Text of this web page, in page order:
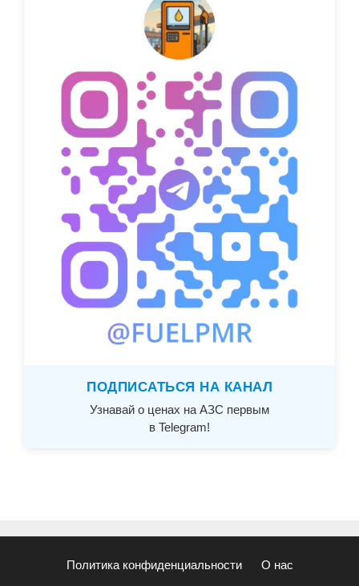
ПОДПИСАТЬСЯ НА КАНАЛ
Узнавай о ценах на АЗС первым
в Telegram!
Политика конфиденциальности О нас